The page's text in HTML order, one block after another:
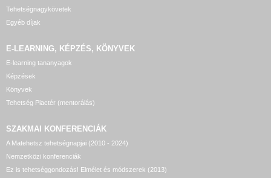
Tehetségnagykövetek
Egyéb díjak
E-LEARNING, KÉPZÉS, KÖNYVEK
E-learning tananyagok
Képzések
Könyvek
Tehetség Piactér (mentorálás)
SZAKMAI KONFERENCIÁK
A Matehetsz tehetségnapjai (2010 - 2024)
Nemzetközi konferenciák
Ez is tehetséggondozás! Elmélet és módszerek (2013)